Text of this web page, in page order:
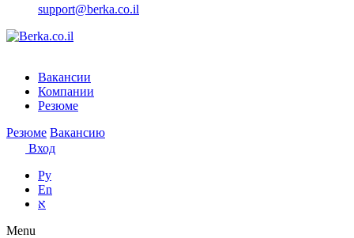
support@berka.co.il
Вакансии
Компании
Резюме
Резюме Вакансию
Вход
Ру
En
א
Menu